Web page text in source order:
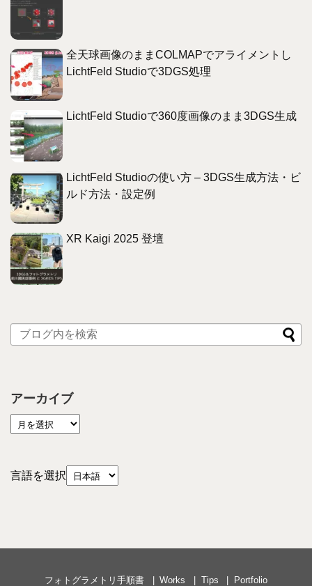
全天球画像のままCOLMAPでアライメントし
LichtFeld Studioで3DGS処理
LichtFeld Studioで360度画像のまま3DGS生成
LichtFeld Studioの使い方 – 3DGS生成方法・ビ
ルド方法・設定例
XR Kaigi 2025 登壇
アーカイブ
言語を選択
フォトグラメトリ手順書 Works Tips Portfolio